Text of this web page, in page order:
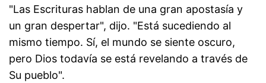
"Las Escrituras hablan de una gran apostasía y
un gran despertar", dijo. "Está sucediendo al
mismo tiempo. Sí, el mundo se siente oscuro,
pero Dios todavía se está revelando a través de
Su pueblo".